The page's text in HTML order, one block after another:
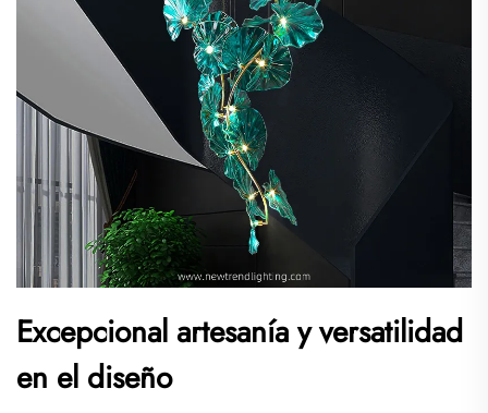
Excepcional artesanía y versatilidad
en el diseño